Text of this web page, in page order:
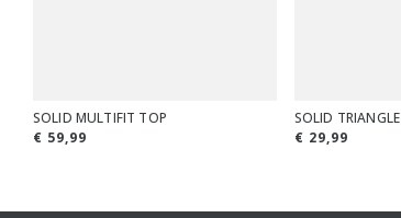
SOLID MULTIFIT TOP
€ 59,99
SOLID TRIANGLE
€ 29,99